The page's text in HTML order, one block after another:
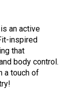
an active
inspired
that
body control.
a touch of